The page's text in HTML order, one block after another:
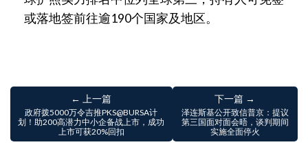
或落地签前往逾190个国家及地区。
← 上一篇
政府拨5000万令吉推PKS@BURSA计
划！助200高潜力中小企备战上市，成功
上市可获20%回扣
下一篇 →
泽连斯基公开致信普京：提议
第三国面对面会晤，谈判期间
实施全面停火